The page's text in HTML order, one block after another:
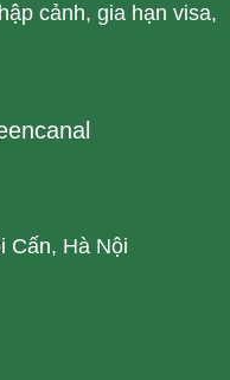
cảnh, gia hạn visa,
Cấn, Hà Nội